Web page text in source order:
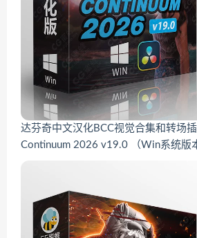
达芬奇中文汉化BCC视觉合集和转场
Continuum 2026 v19.0 （Win系统版